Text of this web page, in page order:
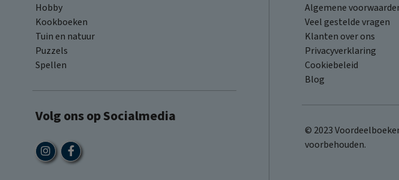
Hobby
Kookboeken
Tuin en natuur
Puzzels
Spellen
Volg ons op Socialmedia
Algemene
Veel gestelde vragen
Klanten over ons
Privacyverklaring
Cookiebeleid
Blog
© 2023
voorbehouden.